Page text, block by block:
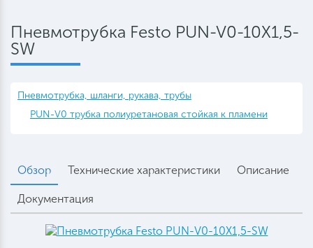
Пневмотрубка Festo PUN-V0-10X1,5-
SW
Пневмотрубка, шланги, рукава, трубы
PUN-V0 трубка полиуретановая стойкая к пламени
Обзор Технические характеристики Описание
Документация